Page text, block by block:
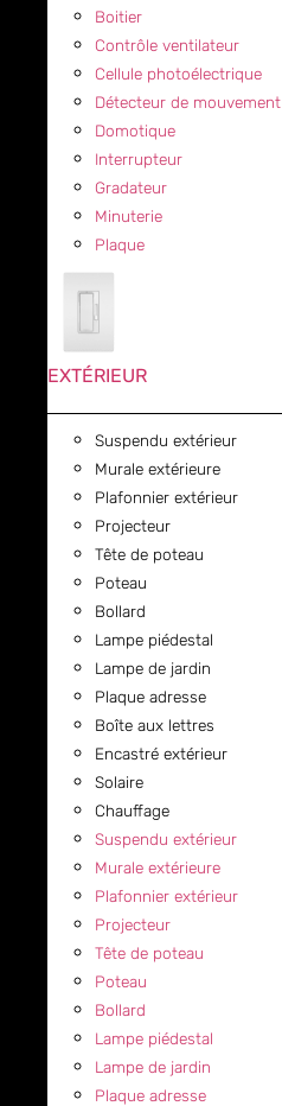
Boitier
Contrôle ventilateur
Cellule photoélectrique
Détecteur de mouvement
Domotique
Interrupteur
Gradateur
Minuterie
Plaque
EXTÉRIEUR
Suspendu extérieur
Murale extérieure
Plafonnier extérieur
Projecteur
Tête de poteau
Poteau
Bollard
Lampe piédestal
Lampe de jardin
Plaque adresse
Boîte aux lettres
Encastré extérieur
Solaire
Chauffage
Suspendu extérieur
Murale extérieure
Plafonnier extérieur
Projecteur
Tête de poteau
Poteau
Bollard
Lampe piédestal
Lampe de jardin
Plaque adresse